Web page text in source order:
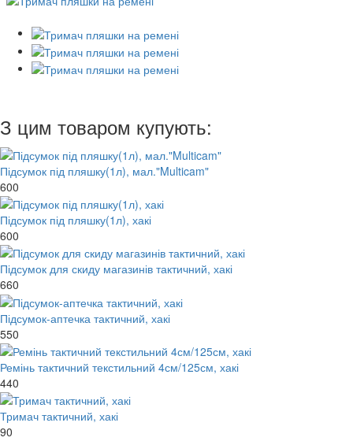
З цим товаром купують:
Підсумок під пляшку(1л), мал."Multicam"
600
Підсумок під пляшку(1л), хакі
600
Підсумок для скиду магазинів тактичний, хакі
660
Підсумок-аптечка тактичний, хакі
550
Ремінь тактичний текстильний 4см/125см, хакі
440
Тримач тактичний, хакі
90